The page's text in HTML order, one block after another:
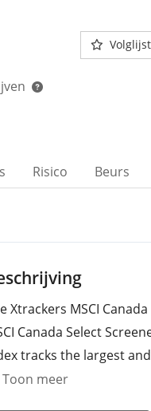
Volglijst
Risico Beurs
Xtrackers MSCI
Canada Select
tracks the largest
are filtered
Toon meer